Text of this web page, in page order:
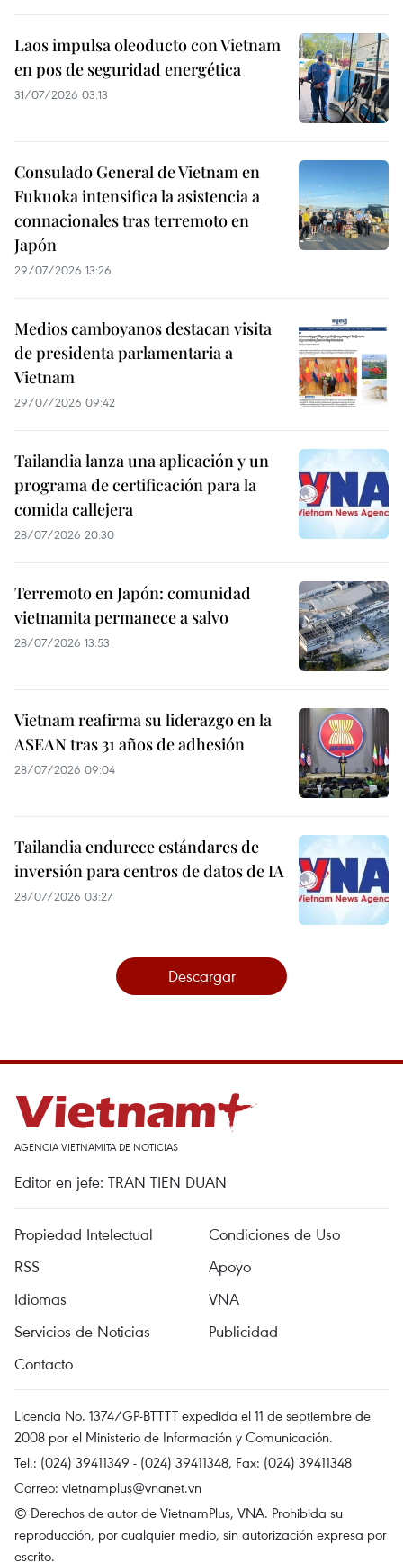
Laos impulsa oleoducto con Vietnam
en pos de seguridad energética
31/07/2026 03:13
Consulado General de Vietnam en
Fukuoka intensifica la asistencia a
connacionales tras terremoto en
Japón
29/07/2026 13:26
Medios camboyanos destacan visita
de presidenta parlamentaria a
Vietnam
29/07/2026 09:42
Tailandia lanza una aplicación y un
programa de certificación para la
comida callejera
28/07/2026 20:30
Terremoto en Japón: comunidad
vietnamita permanece a salvo
28/07/2026 13:53
Vietnam reafirma su liderazgo en la
ASEAN tras 31 años de adhesión
28/07/2026 09:04
Tailandia endurece estándares de
inversión para centros de datos de IA
28/07/2026 03:27
Descargar
AGENCIA VIETNAMITA DE NOTICIAS
Editor en jefe: TRAN TIEN DUAN
Propiedad Intelectual
Condiciones de Uso
RSS
Apoyo
Idiomas
VNA
Servicios de Noticias
Publicidad
Contacto
Licencia No. 1374/GP-BTTTT expedida el 11 de septiembre de
2008 por el Ministerio de Información y Comunicación.
Tel.: (024) 39411349 - (024) 39411348, Fax: (024) 39411348
Correo: vietnamplus@vnanet.vn
© Derechos de autor de VietnamPlus, VNA. Prohibida su
reproducción, por cualquier medio, sin autorización expresa por
escrito.